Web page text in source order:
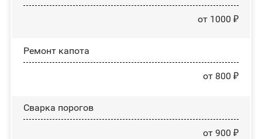
от 1000 ₽
Ремонт капота
от 800 ₽
Сварка порогов
от 900 ₽